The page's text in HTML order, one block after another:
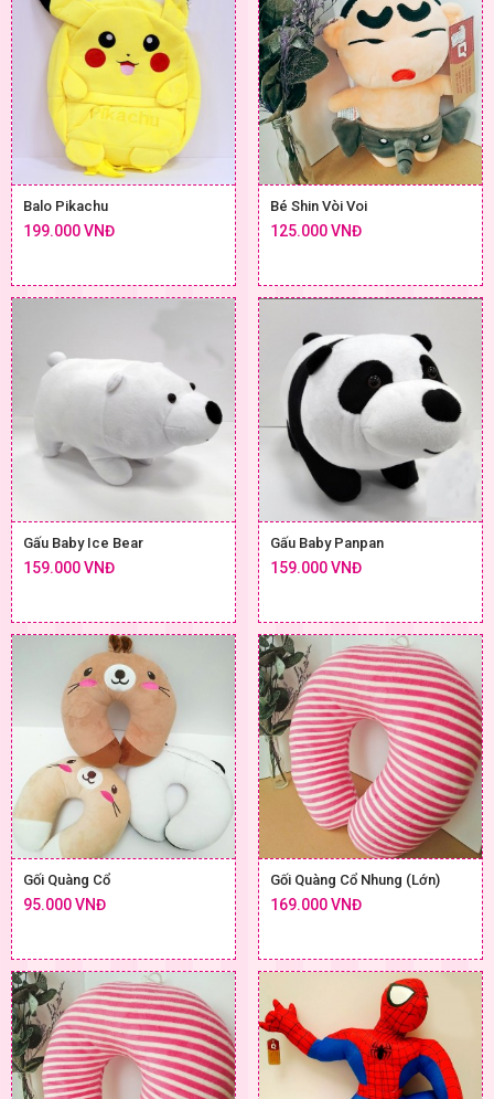
Balo Pikachu
199.000 VNĐ
Bé Shin Vòi Voi
125.000 VNĐ
Gấu Baby Ice Bear
159.000 VNĐ
Gấu Baby Panpan
159.000 VNĐ
Gối Quàng Cổ
95.000 VNĐ
Gối Quàng Cổ Nhung (Lớn)
169.000 VNĐ